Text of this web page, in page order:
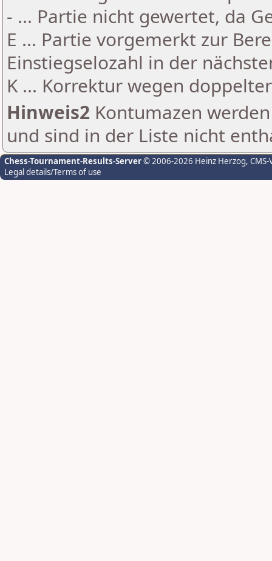
- ... Partie nicht gewertet, da
E ... Partie vorgemerkt zur
Einstiegselozahl in der
K ... Korrektur wegen
Hinweis2 Kontumazen
und sind in der Liste nicht
Chess-Tournament-Results-Server© 2006-2026 Heinz Herzog,
Legal details/Terms of use